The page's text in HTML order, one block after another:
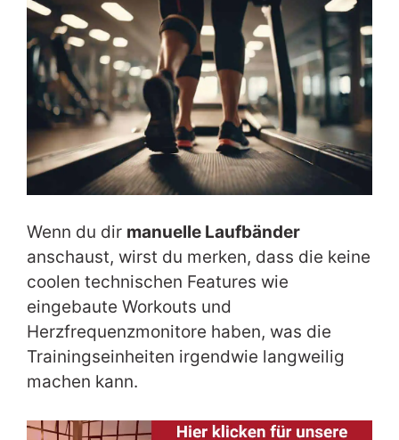
Wenn du dir manuelle Laufbänder
anschaust, wirst du merken, dass die keine
coolen technischen Features wie
eingebaute Workouts und
Herzfrequenzmonitore haben, was die
Trainingseinheiten irgendwie langweilig
machen kann.